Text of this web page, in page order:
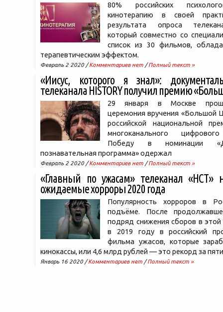
80% российских
кинотерапию в своей
результата опроса
который совместно со
список из 30 фильмов,
терапевтическим эффектом.
Февраль 2 2020 /Комментариев нет /Полный текст »
«Иисус, которого я знал»:
телеканала HISTORY получил премию
29 января в Москве
церемония вручения «Большой
российской национальной
многоканального
Победу в номинации
познавательная программа» одержал
Февраль 2 2020 /Комментариев нет /Полный текст »
«Главный по ужасам» телеканал «НСТ»
ожидаемые хорроры 2020 года
Популярность хорроров в
подъёме. После
подряд снижения сборов в
в 2019 году в российский
фильма ужасов, которые
кинокассы, или 4,6 млрд рублей — это рекорд за
Январь 16 2020 /Комментариев нет /Полный текст »